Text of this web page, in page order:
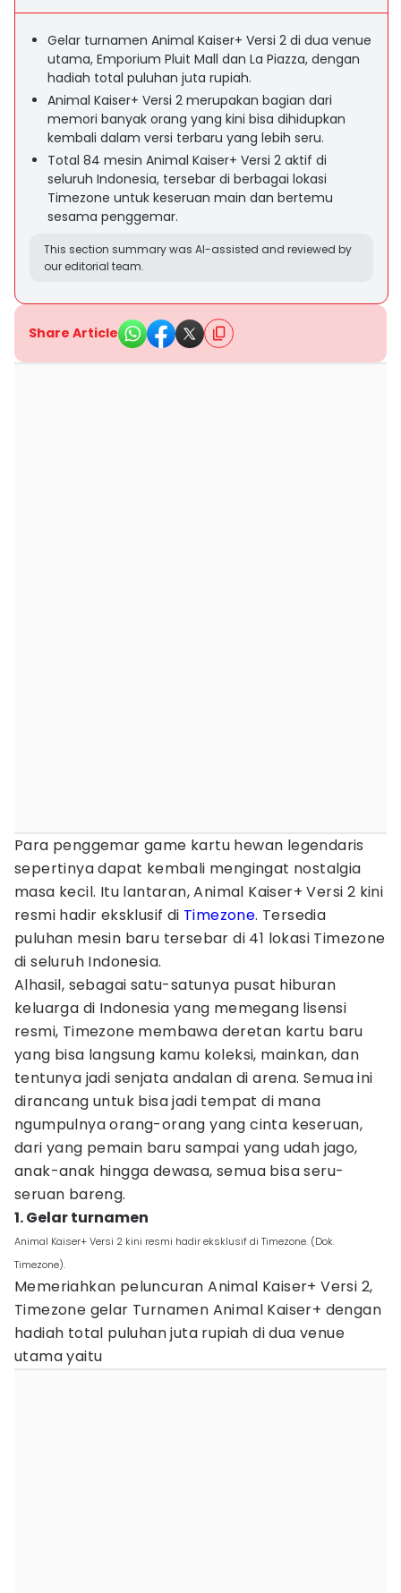
Gelar turnamen Animal Kaiser+ Versi 2 di dua venue
utama, Emporium Pluit Mall dan La Piazza, dengan
hadiah total puluhan juta rupiah.
Animal Kaiser+ Versi 2 merupakan bagian dari
memori banyak orang yang kini bisa dihidupkan
kembali dalam versi terbaru yang lebih seru.
Total 84 mesin Animal Kaiser+ Versi 2 aktif di
seluruh Indonesia, tersebar di berbagai lokasi
Timezone untuk keseruan main dan bertemu
sesama penggemar.
This section summary was AI-assisted and reviewed by
our editorial team.
Share Article
Para penggemar game kartu hewan legendaris
sepertinya dapat kembali mengingat nostalgia
masa kecil. Itu lantaran, Animal Kaiser+ Versi 2 kini
resmi hadir eksklusif di Timezone. Tersedia
puluhan mesin baru tersebar di 41 lokasi Timezone
di seluruh Indonesia.
Alhasil, sebagai satu-satunya pusat hiburan
keluarga di Indonesia yang memegang lisensi
resmi, Timezone membawa deretan kartu baru
yang bisa langsung kamu koleksi, mainkan, dan
tentunya jadi senjata andalan di arena. Semua ini
dirancang untuk bisa jadi tempat di mana
ngumpulnya orang-orang yang cinta keseruan,
dari yang pemain baru sampai yang udah jago,
anak-anak hingga dewasa, semua bisa seru-
seruan bareng.
1. Gelar turnamen
Animal Kaiser+ Versi 2 kini resmi hadir eksklusif di Timezone. (Dok.
Timezone).
Memeriahkan peluncuran Animal Kaiser+ Versi 2,
Timezone gelar Turnamen Animal Kaiser+ dengan
hadiah total puluhan juta rupiah di dua venue
utama yaitu